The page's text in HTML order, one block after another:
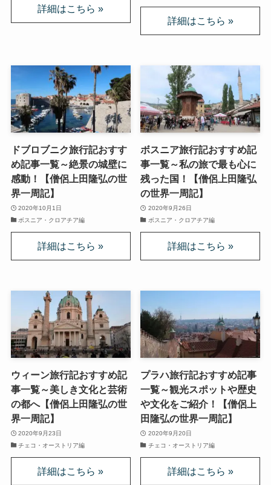
中国仏教と思想・歴史
日本仏教とその歴史
親鸞とドストエフスキー・世界文学
親鸞とドストエフスキー
連載「『カラマーゾフの兄弟』を読む」
上巻
第一部
ドストエフスキー資料データベース
ドストエフスキー作品
ドストエフスキー伝記
ドストエフスキー論
ドストエフスキーとキリスト教
ドブロブニク旅行記おすす
め記事一覧～絶景の城壁に
感動！【僧侶上田隆弘の世
界一周記】
2020年10月1日
ボスニア・クロアチア編
ボスニア旅行記おすすめ記
事一覧～私の旅で最も心に
残った国！【僧侶上田隆弘
の世界一周記】
2020年9月26日
ボスニア・クロアチア編
ウィーン旅行記おすすめ記
事一覧～美しき文化と芸術
の都へ【僧侶上田隆弘の世
界一周記】
2020年9月23日
チェコ・オーストリア編
プラハ旅行記おすすめ記事
一覧～観光スポットや歴史
や文化をご紹介！【僧侶上
田隆弘の世界一周記】
2020年9月20日
チェコ・オーストリア編